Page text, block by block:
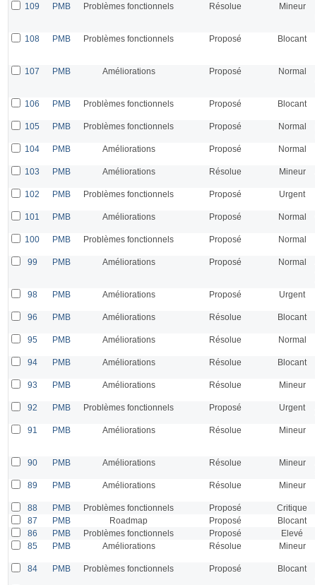
109 PMB Problèmes fonctionnels Résolue Mineur
108 PMB Problèmes fonctionnels Proposé Blocant
107 PMB Améliorations Proposé Normal
106 PMB Problèmes fonctionnels Proposé Blocant
105 PMB Problèmes fonctionnels Proposé Normal
104 PMB Améliorations Proposé Normal
103 PMB Améliorations Résolue Mineur
102 PMB Problèmes fonctionnels Proposé Urgent
101 PMB Améliorations Proposé Normal
100 PMB Problèmes fonctionnels Proposé Normal
99 PMB Améliorations Proposé Normal
98 PMB Améliorations Proposé Urgent
96 PMB Améliorations Résolue Blocant
95 PMB Améliorations Résolue Normal
94 PMB Améliorations Résolue Blocant
93 PMB Améliorations Résolue Mineur
92 PMB Problèmes fonctionnels Proposé Urgent
91 PMB Améliorations Résolue Mineur
90 PMB Améliorations Résolue Mineur
89 PMB Améliorations Résolue Mineur
88 PMB Problèmes fonctionnels Proposé Critique
87
PMB Roadmap Proposé Blocant
86
PMB Problèmes fonctionnels Proposé Elevé
85
PMB Améliorations Résolue Mineur
84 PMB Problèmes fonctionnels Proposé Blocant